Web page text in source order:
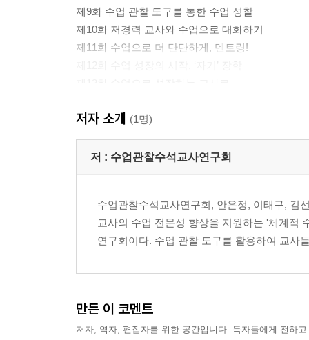
제9화 수업 관찰 도구를 통한 수업 성찰
제10화 저경력 교사와 수업으로 대화하기
제11화 수업으로 더 단단하게, 멘토링!
제13화 수업으로 성장하는 교사로
부록 수업 관찰 도구 v1.1, v1.2, v2.1, v2.2
저자 소개 (1명)
저 : 수업관찰수석교사연구회
수업관찰수석교사연구회, 안은정, 이태구,
교사의 수업 전문성 향상을 지원하는 '체계적
연구회이다. 수업 관찰 도구를 활용하여 교사
만든 이 코멘트
저자, 역자, 편집자를 위한 공간입니다. 독자들에게 전하